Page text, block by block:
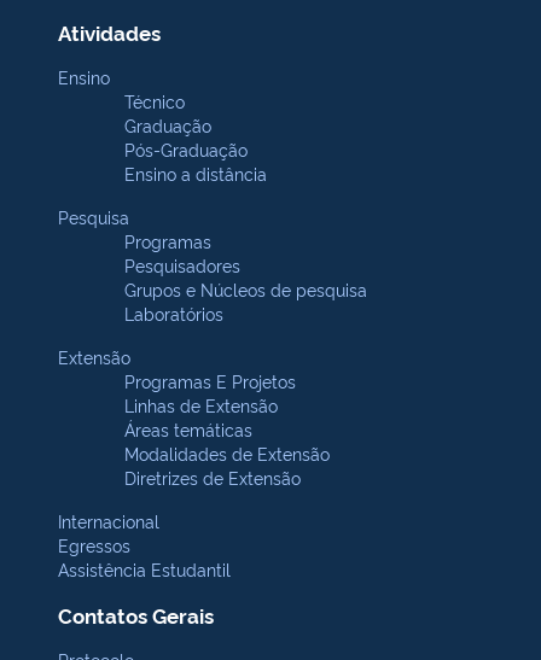
Atividades
Ensino
Técnico
Graduação
Pós-Graduação
Ensino a distância
Pesquisa
Programas
Pesquisadores
Grupos e Núcleos de pesquisa
Laboratórios
Extensão
Programas E Projetos
Linhas de Extensão
Áreas temáticas
Modalidades de Extensão
Diretrizes de Extensão
Internacional
Egressos
Assistência Estudantil
Contatos Gerais